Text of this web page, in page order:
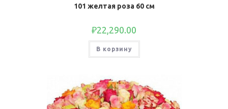
101 желтая роза 60 см
₽22,290.00
В корзину